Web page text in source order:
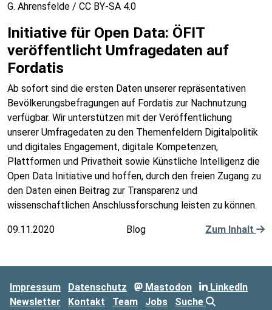
G. Ahrensfelde / CC BY-SA 4.0
Initiative für Open Data: ÖFIT
veröffentlicht Umfragedaten auf
Fordatis
Ab sofort sind die ersten Daten unserer repräsentativen
Bevölkerungsbefragungen auf Fordatis zur Nachnutzung
verfügbar. Wir unterstützen mit der Veröffentlichung
unserer Umfragedaten zu den Themenfeldern Digitalpolitik
und digitales Engagement, digitale Kompetenzen,
Plattformen und Privatheit sowie Künstliche Intelligenz die
Open Data Initiative und hoffen, durch den freien Zugang zu
den Daten einen Beitrag zur Transparenz und
wissenschaftlichen Anschlussforschung leisten zu können.
09.11.2020 Blog Zum Inhalt
Impressum Datenschutz Mastodon
LinkedIn
Newsletter
Kontakt Team Jobs Suche